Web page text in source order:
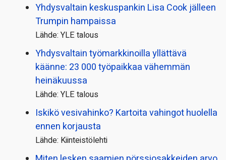
Yhdysvaltain keskuspankin Lisa Cook jälleen
Trumpin hampaissa
Lähde: YLE talous
Yhdysvaltain työmarkkinoilla yllättävä
käänne: 23 000 työpaikkaa vähemmän
heinäkuussa
Lähde: YLE talous
Iskikö vesivahinko? Kartoita vahingot huolella
ennen korjausta
Lähde: Kiinteistölehti